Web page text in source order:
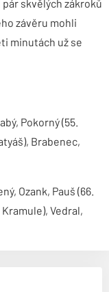
skvělých zákroků
závěru mohli
minutách už se
Pokorný (55.
Brabenec,
Ozank, Pauš (66.
Vedral,